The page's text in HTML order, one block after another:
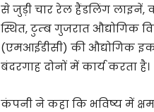
से जुड़ी चार रेल हैंडलिंग
स्थित, टुम्ब गुजरात औद्योगिक
(एमआईडीसी) की औद्योगिक
बंदरगाह दोनों में कार्य करता है।
कंपनी ने कहा कि भविष्य में